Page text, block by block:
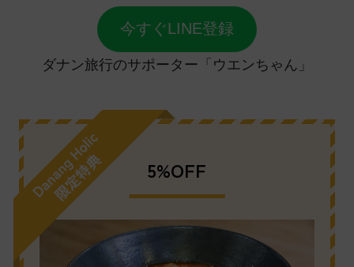
今すぐLINE登録
ダナン旅行のサポーター「ウエンちゃん」
5%OFF